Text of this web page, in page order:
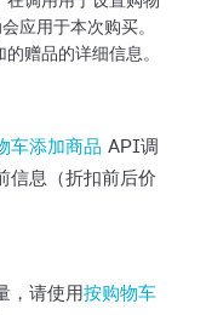
应用于本次购买。
赠品的详细信息。
车添加商品 API调
信息（折扣前后价
，请使用按购物车